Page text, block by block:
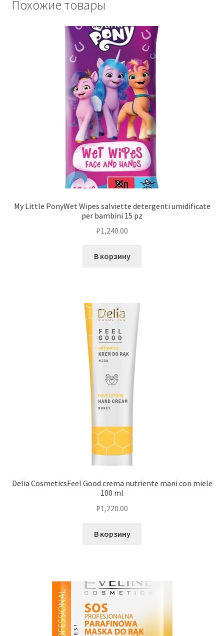
Похожие товары
My Little PonyWet Wipes salviette detergenti umidificate
per bambini 15 pz
₽1,240.00
В корзину
Delia CosmeticsFeel Good crema nutriente mani con miele
100 ml
₽1,220.00
В корзину